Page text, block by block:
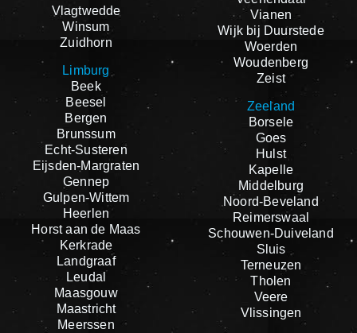
Vlagtwedde
Winsum
Zuidhorn
Limburg
Beek
Beesel
Bergen
Brunssum
Echt-Susteren
Eijsden-Margraten
Gennep
Gulpen-Wittem
Heerlen
Horst aan de Maas
Kerkrade
Landgraaf
Leudal
Maasgouw
Maastricht
Meerssen
Vianen
Wijk bij Duurstede
Woerden
Woudenberg
Zeist
Zeeland
Borsele
Goes
Hulst
Kapelle
Middelburg
Noord-Beveland
Reimerswaal
Schouwen-Duiveland
Sluis
Terneuzen
Tholen
Veere
Vlissingen